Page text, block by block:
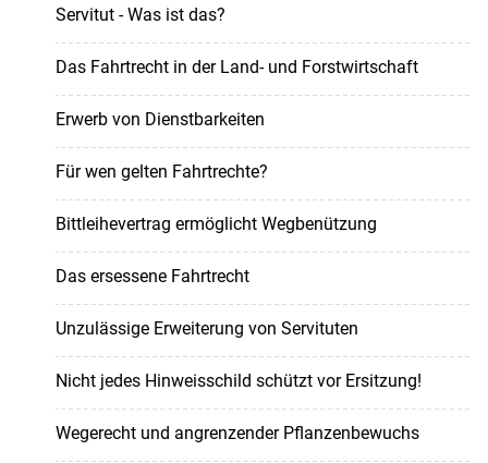
Servitut - Was ist das?
Das Fahrtrecht in der Land- und Forstwirtschaft
Erwerb von Dienstbarkeiten
Für wen gelten Fahrtrechte?
Bittleihevertrag ermöglicht Wegbenützung
Das ersessene Fahrtrecht
Unzulässige Erweiterung von Servituten
Nicht jedes Hinweisschild schützt vor Ersitzung!
Wegerecht und angrenzender Pflanzenbewuchs